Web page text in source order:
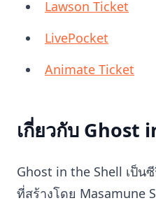
Lawson Ticket
LivePocket
Animate Ticket
เกี่ยวกับ Ghost
Ghost in the Shell เป็น
ที่สร้างโดย Masamune